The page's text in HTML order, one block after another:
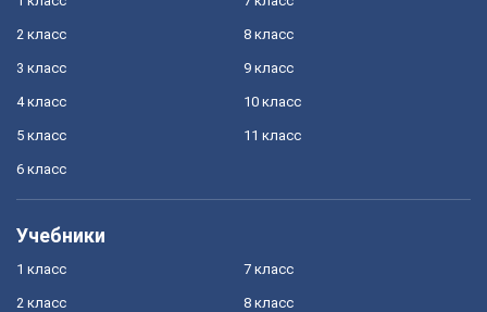
2 класс
3 класс
4 класс
5 класс
6 класс
8 класс
9 класс
10 класс
11 класс
Учебники
1 класс
2 класс
7 класс
8 класс